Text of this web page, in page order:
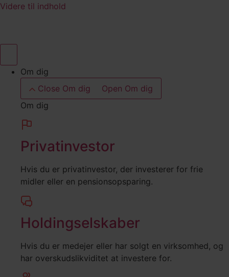
Videre til indhold
Om dig
Close Om dig
Open Om dig
Om dig
Privatinvestor
Hvis du er privatinvestor, der investerer for frie
midler eller en pensionsopsparing.
Holdingselskaber
Hvis du er medejer eller har solgt en virksomhed, og
har overskudslikviditet at investere for.